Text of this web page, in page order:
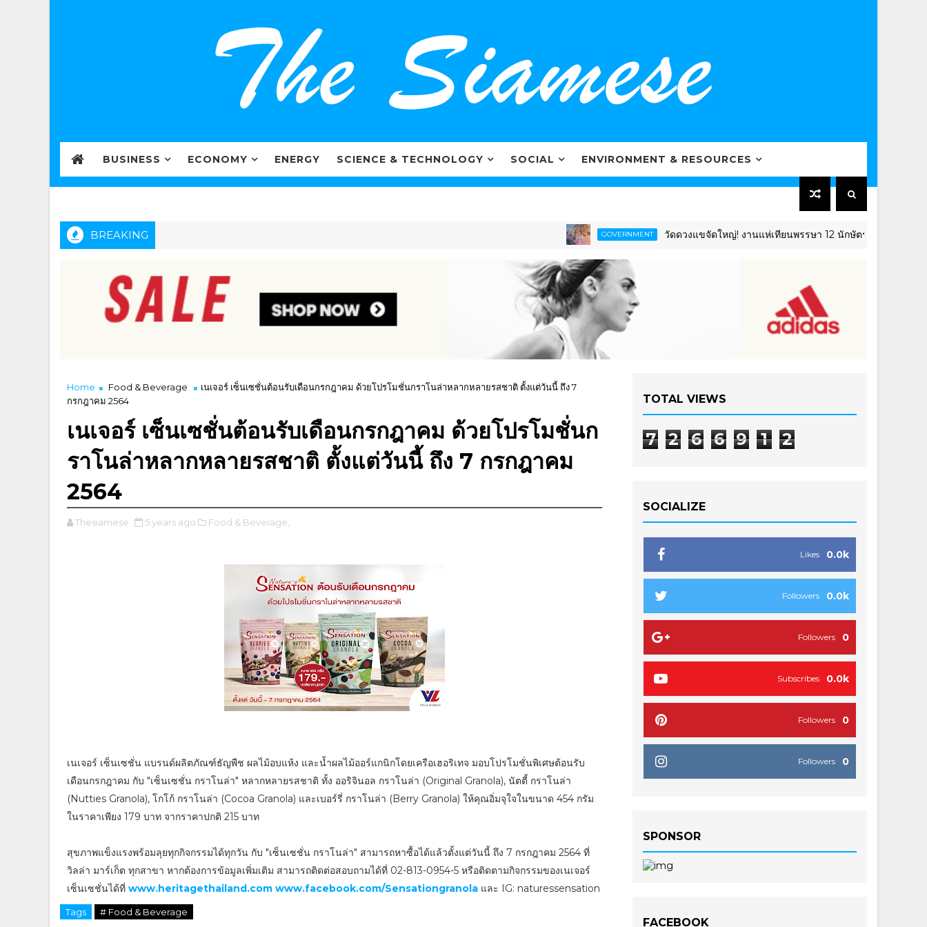
BUSINESS ECONOMY ENERGY SCIENCE & TECHNOLOGY SOCIAL ENVIRONMENT & RESOURCES
BREAKING GOVERNMENT วัดดวงแขจัดใหญ่! งานแห่เทียนพรรษา 12 นักษัตร ยิ่งใหญ่อลังการ โช
Home Food & Beverage
เนเจอร์ เซ็นเซชั่นต้อนรับเดือนกรกฎาคม ด้วยโปรโมชั่นกราโนล่าหลากหลายรสชาติ ตั้งแต่วันนี้ ถึง 7
กรกฎาคม 2564
เนเจอร์ เซ็นเซชั่นต้อนรับเดือนกรกฎาคม ด้วยโปรโมชั่นก
ราโนล่าหลากหลายรสชาติ ตั้งแต่วันนี้ ถึง 7 กรกฎาคม
2564
Thesiamese 5 years ago Food & Beverage,
เนเจอร์ เซ็นเซชั่น แบรนด์ผลิตภัณฑ์ธัญพืช ผลไม้อบแห้ง และน้ำผลไม้ออร์แกนิกโดยเครือเฮอริเทจ มอบโปรโมชั่นพิเศษต้อนรับ
เดือนกรกฎาคม กับ "เซ็นเซชั่น กราโนล่า" หลากหลายรสชาติ ทั้ง ออริจินอล กราโนล่า (Original Granola), นัตตี้ กราโนล่า
(Nutties Granola), โกโก้ กราโนล่า (Cocoa Granola) และเบอร์รี่ กราโนล่า (Berry Granola) ให้คุณอิ่มจุใจในขนาด 454 กรัม
ในราคาเพียง 179 บาท จากราคาปกติ 215 บาท
สุขภาพแข็งแรงพร้อมลุยทุกกิจกรรมได้ทุกวัน กับ "เซ็นเซชั่น กราโนล่า" สามารถหาซื้อได้แล้วตั้งแต่วันนี้ ถึง 7 กรกฎาคม 2564 ที่
วิลล่า มาร์เก็ต ทุกสาขา หากต้องการข้อมูลเพิ่มเติม สามารถติดต่อสอบถามได้ที่ 02-813-0954-5 หรือติดตามกิจกรรมของเนเจอร์
เซ็นเซชั่นได้ที่ www.heritagethailand.com www.facebook.com/Sensationgranola และ IG: naturessensation
Tags # Food & Beverage
TOTAL VIEWS
7 2 6 6 9 1 2
SOCIALIZE
0.0k
Likes
0.0k
Followers
0
Followers
0.0k
Subscribes
0
Followers
0
Followers
SPONSOR
FACEBOOK